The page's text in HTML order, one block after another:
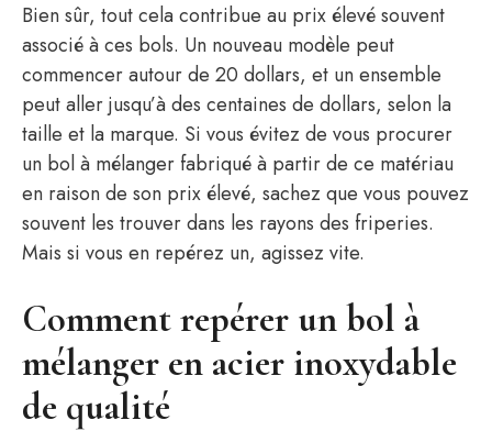
Bien sûr, tout cela contribue au prix élevé souvent
associé à ces bols. Un nouveau modèle peut
commencer autour de 20 dollars, et un ensemble
peut aller jusqu’à des centaines de dollars, selon la
taille et la marque. Si vous évitez de vous procurer
un bol à mélanger fabriqué à partir de ce matériau
en raison de son prix élevé, sachez que vous pouvez
souvent les trouver dans les rayons des friperies.
Mais si vous en repérez un, agissez vite.
Comment repérer un bol à
mélanger en acier inoxydable
de qualité